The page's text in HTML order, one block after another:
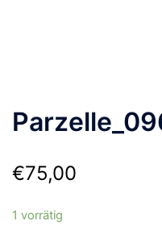
€75,00
1 vorrätig